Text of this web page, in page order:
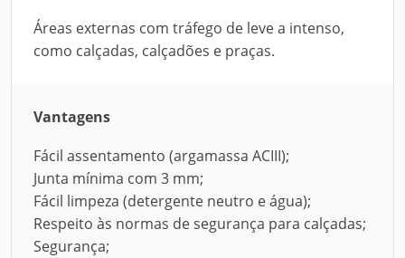
Áreas externas com tráfego de leve a intenso,
como calçadas, calçadões e praças.
Vantagens
Fácil assentamento (argamassa ACIII);
Junta mínima com 3 mm;
Fácil limpeza (detergente neutro e água);
Respeito às normas de segurança para calçadas;
Segurança;